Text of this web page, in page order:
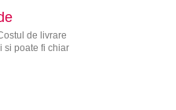
de livrare
si poate fi chiar